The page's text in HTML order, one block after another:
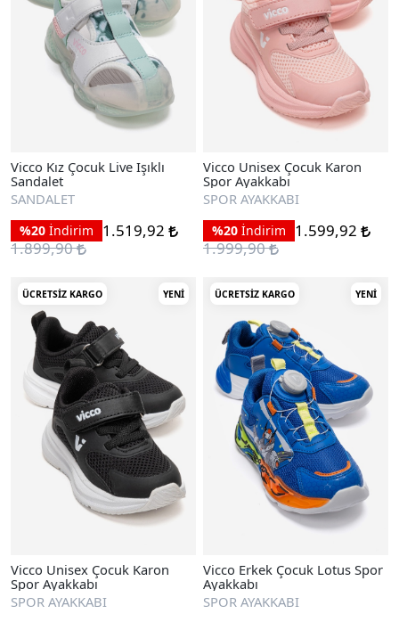
Vicco Kız Çocuk Live Işıklı
Sandalet
SANDALET
%20 İndirim
1.519,92
1.899,90
Vicco Unisex Çocuk Karon
Spor Ayakkabı
SPOR AYAKKABI
%20 İndirim
1.599,92
1.999,90
ÜCRETSIZ KARGO YENI
Vicco Unisex Çocuk Karon
Spor Ayakkabı
SPOR AYAKKABI
ÜCRETSIZ KARGO YENI
Vicco Erkek Çocuk Lotus Spor
Ayakkabı
SPOR AYAKKABI